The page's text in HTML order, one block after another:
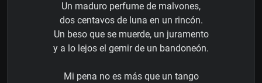
Un maduro perfume de malvones,
dos centavos de luna en un rincón.
Un beso que se muerde, un juramento
y a lo lejos el gemir de un bandoneón.
Mi pena no es más que un tango